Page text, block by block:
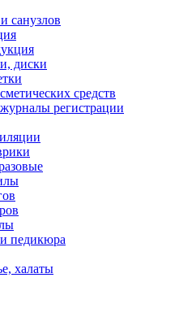
санузлов
диски
средств
регистрации
педикюра
халаты